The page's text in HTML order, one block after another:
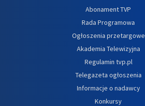
Abonament TVP
Rada Programowa
Ogłoszenia przetargowe
Akademia Telewizyjna
Regulamin tvp.pl
Telegazeta ogłoszenia
Informacje o nadawcy
Konkursy